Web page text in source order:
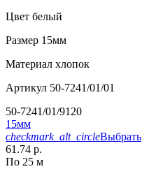
Цвет белый
Размер 15мм
Материал хлопок
Артикул 50-7241/01/01
50-7241/01/9120
15мм
checkmark_alt_circleВыбрать
61.74 р.
По 25 м